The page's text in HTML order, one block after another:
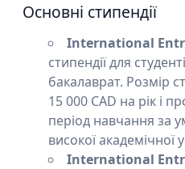
Основні стипендії
International
стипендії для
бакалаврат. Розмір
15 000 CAD на рік і
період навчання за
високої академічної
International